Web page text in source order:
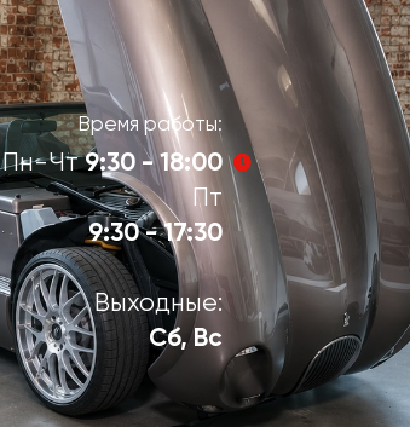
Время работы:
Пн-Чт9:30 - 18:00
Пт
9:30 - 17:30
Выходные:
Сб, Вс